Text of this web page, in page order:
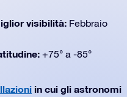
visibilità: Febbraio
+75° a -85°
in cui gli astronomi